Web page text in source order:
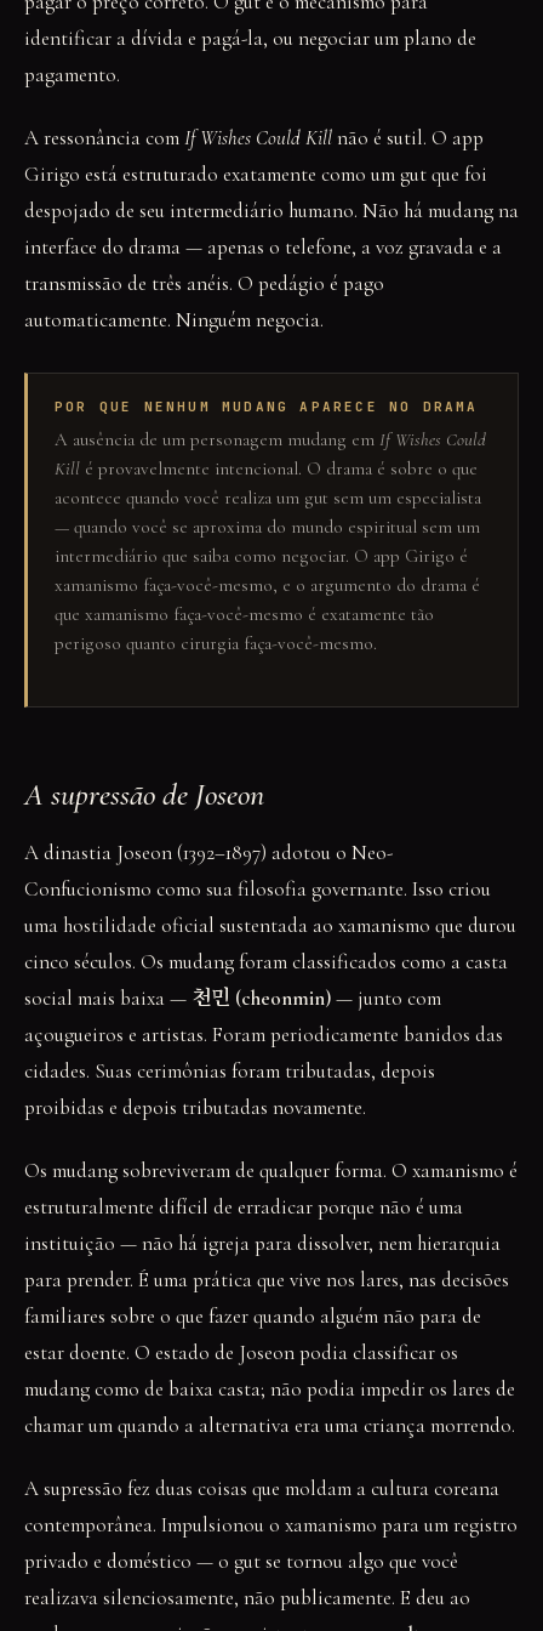
identificar a dívida e pagá-la, ou negociar um plano de
pagamento.
A ressonância comIf Wishes Could Kill não é sutil. O app
Girigo está estruturado exatamente como um gut que foi
despojado de seu intermediário humano. Não há mudang na
interface do drama — apenas o telefone, a voz gravada e a
transmissão de três anéis. O pedágio é pago
automaticamente. Ninguém negocia.
POR QUE NENHUM MUDANG APARECE NO DRAMA
A ausência de um personagem mudang em If Wishes Could
Kill é provavelmente intencional. O drama é sobre o que
acontece quando você realiza um gut sem um especialista
— quando você se aproxima do mundo espiritual sem um
intermediário que saiba como negociar. O app Girigo é
xamanismo faça-você-mesmo, e o argumento do drama é
que xamanismo faça-você-mesmo é exatamente tão
perigoso quanto cirurgia faça-você-mesmo.
A supressão de Joseon
A dinastia Joseon (1392–1897) adotou o Neo-
Confucionismo como sua filosofia governante. Isso criou
uma hostilidade oficial sustentada ao xamanismo que durou
cinco séculos. Os mudang foram classificados como a casta
social mais baixa — 천민 (cheonmin)— junto com
açougueiros e artistas. Foram periodicamente banidos das
cidades. Suas cerimônias foram tributadas, depois
proibidas e depois tributadas novamente.
Os mudang sobreviveram de qualquer forma. O xamanismo é
estruturalmente difícil de erradicar porque não é uma
instituição — não há igreja para dissolver, nem hierarquia
para prender. É uma prática que vive nos lares, nas decisões
familiares sobre o que fazer quando alguém não para de
estar doente. O estado de Joseon podia classificar os
mudang como de baixa casta; não podia impedir os lares de
chamar um quando a alternativa era uma criança morrendo.
A supressão fez duas coisas que moldam a cultura coreana
contemporânea. Impulsionou o xamanismo para um registro
privado e doméstico — o gut se tornou algo que você
realizava silenciosamente, não publicamente. E deu ao